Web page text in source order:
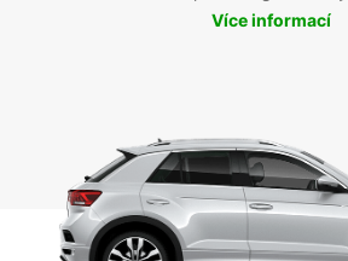
Více informací